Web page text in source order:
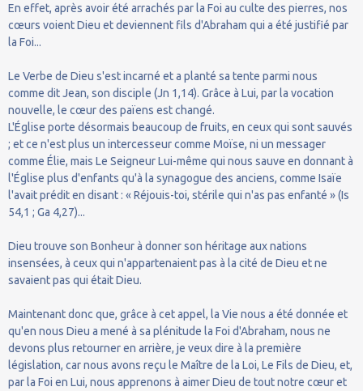
En effet, après avoir été arrachés par la Foi au culte des pierres, nos
cœurs voient Dieu et deviennent fils d'Abraham qui a été justifié par
la Foi...
Le Verbe de Dieu s'est incarné et a planté sa tente parmi nous
comme dit Jean, son disciple (Jn 1,14). Grâce à Lui, par la vocation
nouvelle, le cœur des païens est changé.
L'Église porte désormais beaucoup de fruits, en ceux qui sont sauvés
; et ce n'est plus un intercesseur comme Moïse, ni un messager
comme Élie, mais Le Seigneur Lui-même qui nous sauve en donnant à
l'Église plus d'enfants qu'à la synagogue des anciens, comme Isaïe
l'avait prédit en disant : « Réjouis-toi, stérile qui n'as pas enfanté » (Is
54,1 ; Ga 4,27)...
Dieu trouve son Bonheur à donner son héritage aux nations
insensées, à ceux qui n'appartenaient pas à la cité de Dieu et ne
savaient pas qui était Dieu.
Maintenant donc que, grâce à cet appel, la Vie nous a été donnée et
qu'en nous Dieu a mené à sa plénitude la Foi d'Abraham, nous ne
devons plus retourner en arrière, je veux dire à la première
législation, car nous avons reçu le Maître de la Loi, Le Fils de Dieu, et,
par la Foi en Lui, nous apprenons à aimer Dieu de tout notre cœur et